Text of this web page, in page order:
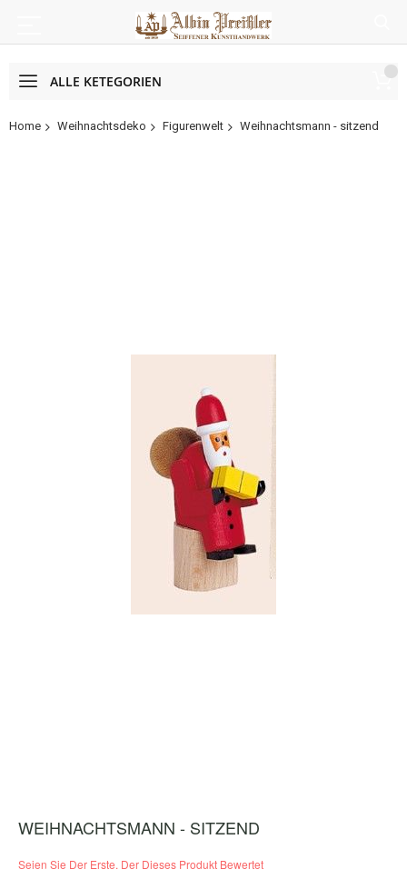
ALLE KETEGORIEN
Home Weihnachtsdeko Figurenwelt Weihnachtsmann - sitzend
Zum
Anfang
WEIHNACHTSMANN - SITZEND
Seien Sie Der Erste, Der Dieses Produkt Bewertet